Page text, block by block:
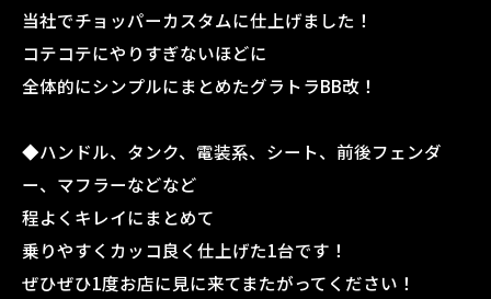
当社でチョッパーカスタムに仕上げました！
コテコテにやりすぎないほどに
全体的にシンプルにまとめたグラトラBB改！
◆ハンドル、タンク、電装系、シート、前後フェンダ
ー、マフラーなどなど
程よくキレイにまとめて
乗りやすくカッコ良く仕上げた1台です！
ぜひぜひ1度お店に見に来てまたがってください！